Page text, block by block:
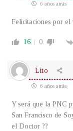
6 años atrás
Felicitaciones por el
16 0
Lito
6 años atrás
Y será que la PNC
San Francisco de
el Doctor ??